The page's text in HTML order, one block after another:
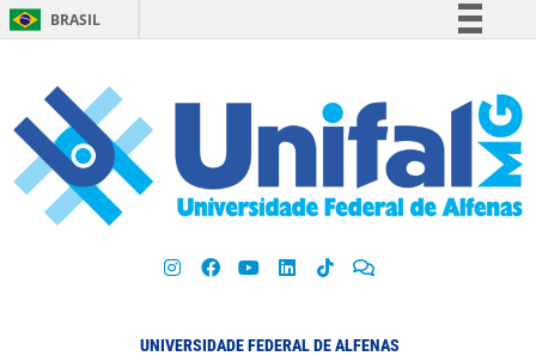
BRASIL
Participe
Acesso à informação
Legislação
UNIVERSIDADE FEDERAL DE ALFENAS